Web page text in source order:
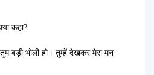
कहा?
बड़ी भोली हो। तुम्हें देखकर मेरा मन